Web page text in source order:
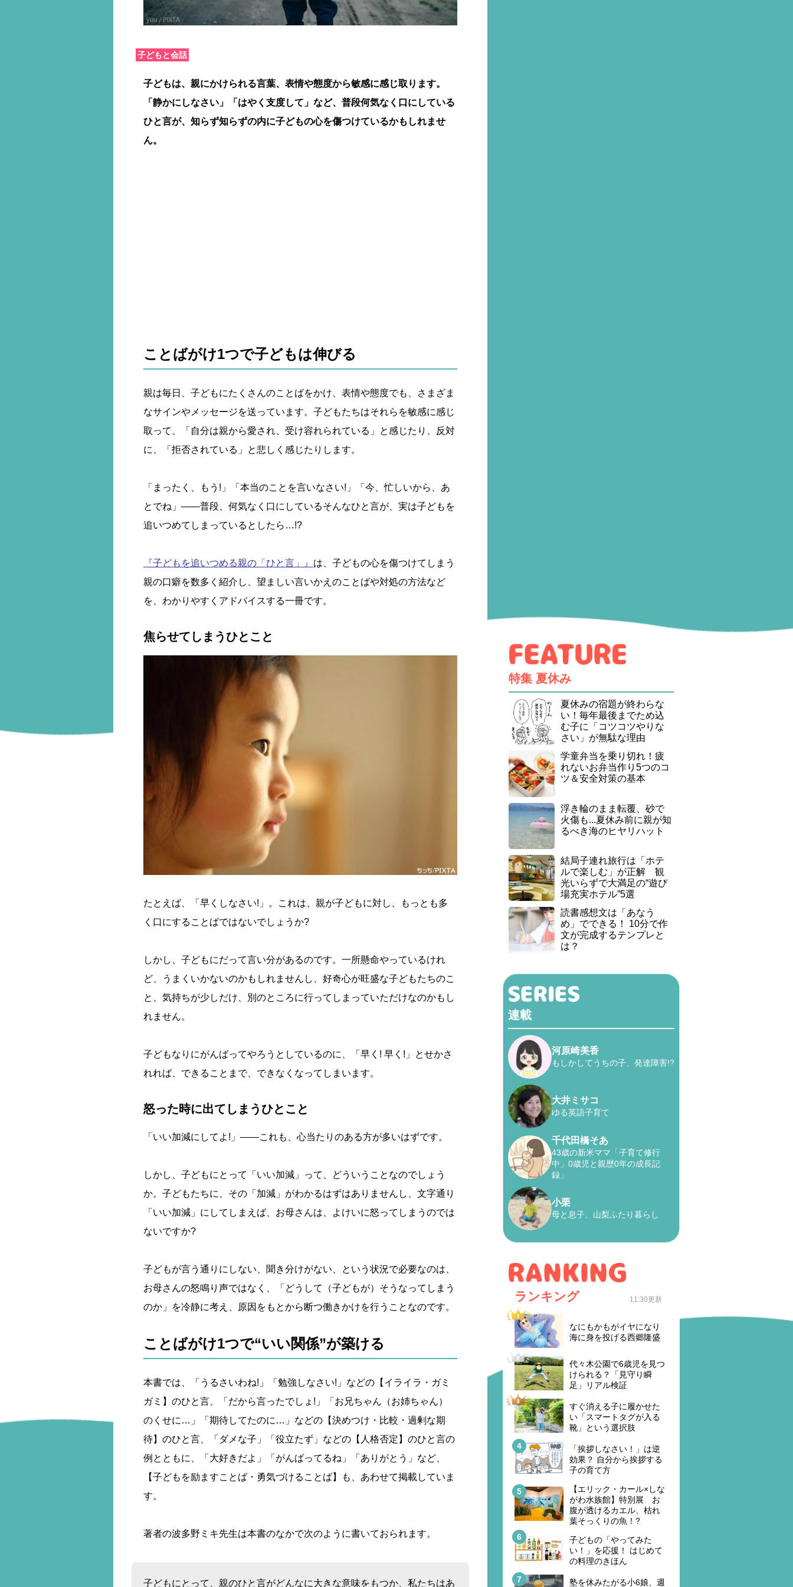
子どもと会話
子どもは、親にかけられる言葉、表情や態度から敏感に感じ取ります。
「静かにしなさい」「はやく支度して」など、普段何気なく口にしている
ひと言が、知らず知らずの内に子どもの心を傷つけているかもしれませ
ん。
ことばがけ1つで子どもは伸びる
親は毎日、子どもにたくさんのことばをかけ、表情や態度でも、さまざま
なサインやメッセージを送っています。子どもたちはそれらを敏感に感じ
取って、「自分は親から愛され、受け容れられている」と感じたり、反対
に、「拒否されている」と悲しく感じたりします。
「まったく、もう!」「本当のことを言いなさい!」「今、忙しいから、あ
とでね」――普段、何気なく口にしているそんなひと言が、実は子どもを
追いつめてしまっているとしたら…!?
『子どもを追いつめる親の「ひと言」』 は、子どもの心を傷つけてしまう
親の口癖を数多く紹介し、望ましい言いかえのことばや対処の方法など
を、わかりやすくアドバイスする一冊です。
焦らせてしまうひとこと
たとえば、「早くしなさい!」。これは、親が子どもに対し、もっとも多
く口にすることばではないでしょうか?
しかし、子どもにだって言い分があるのです。一所懸命やっているけれ
ど、うまくいかないのかもしれませんし、好奇心が旺盛な子どもたちのこ
と、気持ちが少しだけ、別のところに行ってしまっていただけなのかもし
れません。
子どもなりにがんばってやろうとしているのに、「早く! 早く!」とせかさ
れれば、できることまで、できなくなってしまいます。
怒った時に出てしまうひとこと
「いい加減にしてよ!」――これも、心当たりのある方が多いはずです。
しかし、子どもにとって「いい加減」って、どういうことなのでしょう
か。子どもたちに、その「加減」がわかるはずはありませんし、文字通り
「いい加減」にしてしまえば、お母さんは、よけいに怒ってしまうのでは
ないですか?
子どもが言う通りにしない、聞き分けがない、という状況で必要なのは、
お母さんの怒鳴り声ではなく、「どうして（子どもが）そうなってしまう
のか」を冷静に考え、原因をもとから断つ働きかけを行うことなのです。
ことばがけ1つで“いい関係”が築ける
本書では、「うるさいわね!」「勉強しなさい!」などの【イライラ・ガミ
ガミ】のひと言、「だから言ったでしょ!」「お兄ちゃん（お姉ちゃん）
のくせに…」「期待してたのに…」などの【決めつけ・比較・過剰な期
待】のひと言、「ダメな子」「役立たず」などの【人格否定】のひと言の
例とともに、「大好きだよ」「がんばってるね」「ありがとう」など、
【子どもを励ますことば・勇気づけることば】も、あわせて掲載していま
す。
著者の波多野ミキ先生は本書のなかで次のように書いておられます。
子どもにとって、親のひと言がどんなに大きな意味をもつか、私たちはあ
特集 夏休み
夏休みの宿題が終わらな
い！毎年最後までため込
む子に「コツコツやりな
さい」が無駄な理由
学童弁当を乗り切れ！疲
れないお弁当作り5つのコ
ツ＆安全対策の基本
浮き輪のまま転覆、砂で
火傷も...夏休み前に親が知
るべき海のヒヤリハット
結局子連れ旅行は「ホテ
ルで楽しむ」が正解 観
光いらずで大満足の“遊び
場充実ホテル”5選
読書感想文は「あなう
め」でできる！ 10分で作
文が完成するテンプレと
は？
連載
河原崎美香
もしかしてうちの子、発達障害!?
大井ミサコ
ゆる英語子育て
千代田橋そあ
43歳の新米ママ「子育て修行
中」0歳児と親歴0年の成長記
録」
小栗
母と息子、山梨ふたり暮らし
ランキング 11:30更新
なにもかもがイヤになり
海に身を投げる西郷隆盛
代々木公園で6歳児を見つ
けられる？「見守り瞬
足」リアル検証
すぐ消える子に履かせた
い「スマートタグが入る
靴」という選択肢
「挨拶しなさい！」は逆
効果？ 自分から挨拶する
子の育て方
【エリック・カール×しな
がわ水族館】特別展 お
腹が透けるカエル、枯れ
葉そっくりの魚！?
子どもの「やってみた
い！」を応援！ はじめて
の料理のきほん
塾を休みたがる小6娘、週